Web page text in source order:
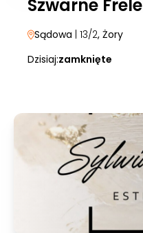
Szwarne
Sądowa | 13/2, Żory
Dzisiaj:zamknięte